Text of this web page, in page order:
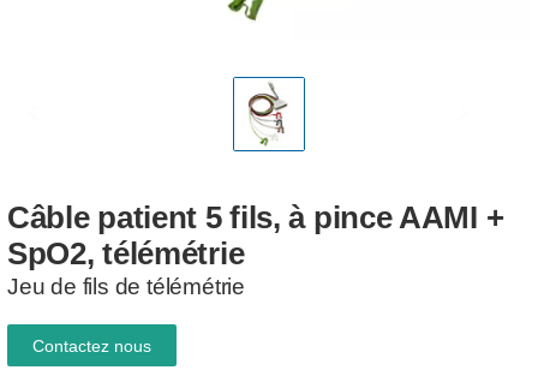
Câble patient 5 fils, à pinceAAMI +
SpO2, télémétrie
Jeu de fils de télémétrie
Contactez nous